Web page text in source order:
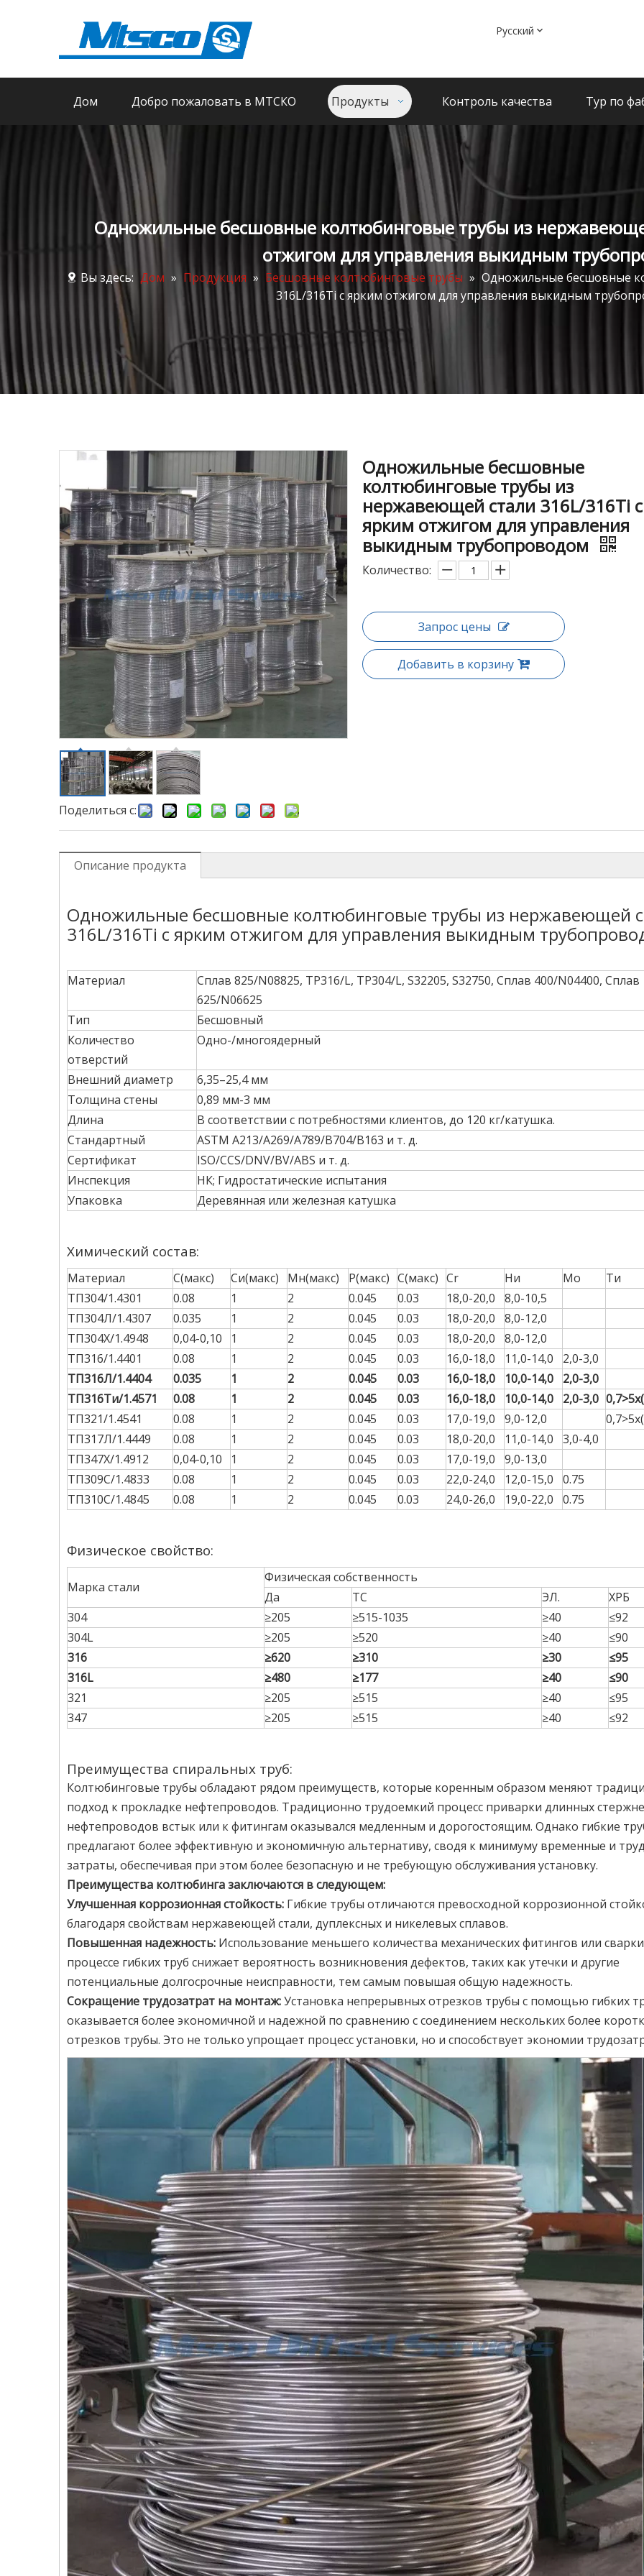
Pусский
Дом Добро пожаловать в МТСКО Продукты Контроль качества Тур по
Одножильные бесшовные колтюбинговые трубы из
отжигом для управления выкидным
Вы здесь: Дом » Продукция » Бесшовные колтюбинговые трубы » Одножильные бесшовные
316L/316Ti с ярким отжигом для управления выкидным
Поделиться с:
Одножильные бесшовные
колтюбинговые трубы из
нержавеющей стали 316L/316Ti с
ярким отжигом для управления
выкидным трубопроводом
Количество:
Запрос цены
Добавить в корзину
Описание продукта
Одножильные бесшовные колтюбинговые трубы из нержавеющей
316L/316Ti с ярким отжигом для управления выкидным
Материал
Сплав 825/N08825, TP316/L, TP304/L, S32205, S32750, Сплав 400/N04400, Сплав
625/N06625
Тип
Бесшовный
Количество
отверстий
Одно-/многоядерный
Внешний диаметр
6,35–25,4 мм
Толщина стены
0,89 мм-3 мм
Длина
В соответствии с потребностями клиентов, до 120 кг/катушка.
Стандартный
ASTM A213/A269/A789/B704/B163 и т. д.
Сертификат
ISO/CCS/DNV/BV/ABS и т. д.
Инспекция
НК; Гидростатические испытания
Упаковка
Деревянная или железная катушка
Химический состав:
Материал С(макс) Си(макс) Мн(макс) Р(макс) С(макс) Cr Ни Мо
Ти
ТП304/1.4301
0.08 1 2 0.045 0.03 18,0-20,0
8,0-10,5
ТП304Л/1.4307
0.035 1 2 0.045 0.03 18,0-20,0
8,0-12,0
ТП304Х/1.4948
0,04-0,10 1 2 0.045 0.03 18,0-20,0
8,0-12,0
ТП316/1.4401
0.08 1 2 0.045 0.03 16,0-18,0 11,0-14,0
2,0-3,0
ТП316Л/1.4404
0.035 1 2 0.045 0.03 16,0-18,0 10,0-14,0
2,0-3,0
ТП316Ти/1.4571
0.08 1 2 0.045 0.03 16,0-18,0 10,0-14,0 2,0-3,0
ТП321/1.4541
0.08 1 2 0.045 0.03 17,0-19,0 9,0-12,0
ТП317Л/1.4449
0.08 1 2 0.045 0.03 18,0-20,0 11,0-14,0
3,0-4,0
ТП347Х/1.4912
0,04-0,10 1 2 0.045 0.03 17,0-19,0
9,0-13,0
ТП309С/1.4833
0.08 1 2 0.045 0.03 22,0-24,0 12,0-15,0
0.75
ТП310С/1.4845
0.08 1 2 0.045 0.03 24,0-26,0 19,0-22,0 0.75
Физическое свойство:
Марка стали
Физическая собственность
Да
ТС ЭЛ.
ХРБ
304
≥205 ≥515-1035 ≥40
≤92
304L
≥205 ≥520 ≥40
≤90
316
≥620 ≥310 ≥30
≤95
316L
≥480 ≥177 ≥40
≤90
321
≥205 ≥515 ≥40
≤95
347
≥205 ≥515 ≥40 ≤92
Преимущества спиральных труб:
Колтюбинговые трубы обладают рядом преимуществ, которые коренным образом меняют
подход к прокладке нефтепроводов. Традиционно трудоемкий процесс приварки длинных
нефтепроводов встык или к фитингам оказывался медленным и дорогостоящим. Однако гибкие
предлагают более эффективную и экономичную альтернативу, сводя к минимуму временные и
затраты, обеспечивая при этом более безопасную и не требующую обслуживания установку.
Преимущества колтюбинга заключаются в следующем:
Улучшенная коррозионная стойкость: Гибкие трубы отличаются превосходной коррозионной
благодаря свойствам нержавеющей стали, дуплексных и никелевых сплавов.
Повышенная надежность: Использование меньшего количества механических фитингов или
процессе гибких труб снижает вероятность возникновения дефектов, таких как утечки и другие
потенциальные долгосрочные неисправности, тем самым повышая общую надежность.
Сокращение трудозатрат на монтаж:Установка непрерывных отрезков трубы с помощью гибких
оказывается более экономичной и надежной по сравнению с соединением нескольких более
отрезков трубы. Это не только упрощает процесс установки, но и способствует экономии
бесшовная
825 для бурения
скважин